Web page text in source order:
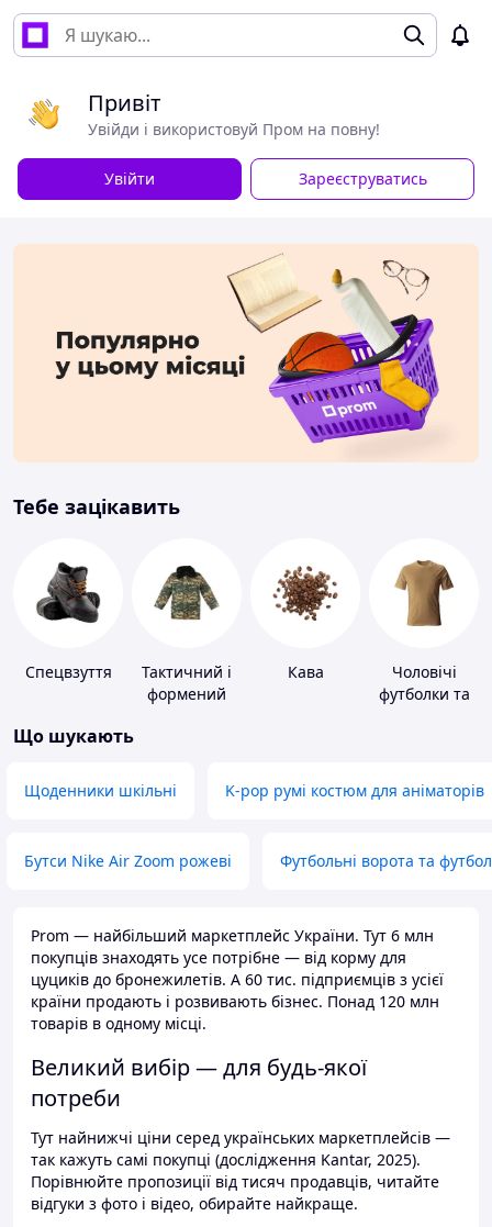
Привіт
Увійди і використовуй Пром на повну!
Увійти Зареєструватись
Тебе зацікавить
Спецвзуття
Тактичний і
формений
Кава
Чоловічі
футболки та
Що шукають
Щоденники шкільні K-pop румі костюм для аніматорів
Бутси Nike Air Zoom рожеві Футбольні ворота та
Prom — найбільший маркетплейс України. Тут 6 млн
покупців знаходять усе потрібне — від корму для
цуциків до бронежилетів. А 60 тис. підприємців з усієї
країни продають і розвивають бізнес. Понад 120 млн
товарів в одному місці.
Великий вибір — для будь-якої
потреби
Тут найнижчі ціни серед українських маркетплейсів —
так кажуть самі покупці (дослідження Kantar, 2025).
Порівнюйте пропозиції від тисяч продавців, читайте
відгуки з фото і відео, обирайте найкраще.